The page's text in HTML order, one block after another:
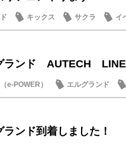
キックス サクラ イ
ランド AUTECH LINE
e-POWER） エルグランド
ンド到着しました！